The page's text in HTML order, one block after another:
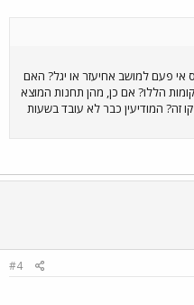
פעם למושב אחיעזר או יגל? האם
הללו? אם כן, מהן תחנות המוצא
זה? המודיעין כבר לא עובד בשעות
#4